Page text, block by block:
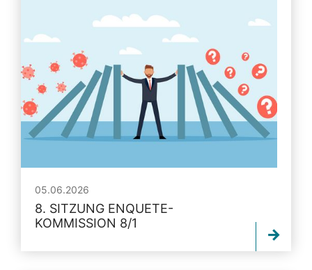
05.06.2026
8. SITZUNG ENQUETE-
KOMMISSION 8/1